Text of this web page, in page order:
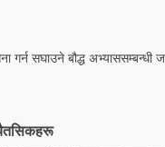
गर्न सघाउने बौद्ध अभ्याससम्बन्धी